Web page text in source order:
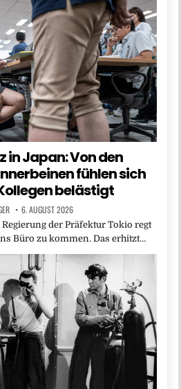
in Japan: Von den
fühlen sich
belästigt
6. AUGUST 2026
der Präfektur Tokio regt
Büro zu kommen. Das erhitzt…